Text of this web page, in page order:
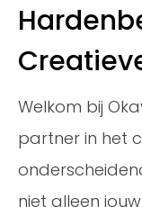
Welkom bij
partner in het
niet alleen